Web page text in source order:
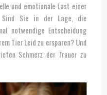
und emotionale Last einer
Sind Sie in der Lage, die
notwendige Entscheidung
Tier Leid zu ersparen? Und
Schmerz der Trauer zu